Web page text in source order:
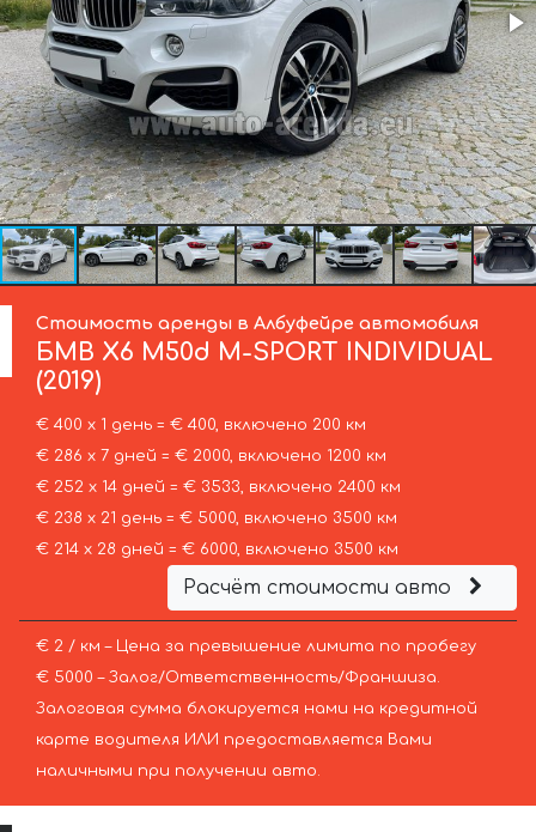
Стоимость аренды в Албуфейре автомобиля
БМВ X6 M50d M-SPORT INDIVIDUAL
(2019)
€ 400 х 1 день = € 400, включено 200 км
€ 286 х 7 дней = € 2000, включено 1200 км
€ 252 х 14 дней = € 3533, включено 2400 км
€ 238 х 21 день = € 5000, включено 3500 км
€ 214 х 28 дней = € 6000, включено 3500 км
Расчёт стоимости авто
€ 2 / км – Цена за превышение лимита по пробегу
€ 5000 – Залог/Ответственность/Франшиза.
Залоговая сумма блокируется нами на кредитной
карте водителя ИЛИ предоставляется Вами
наличными при получении авто.